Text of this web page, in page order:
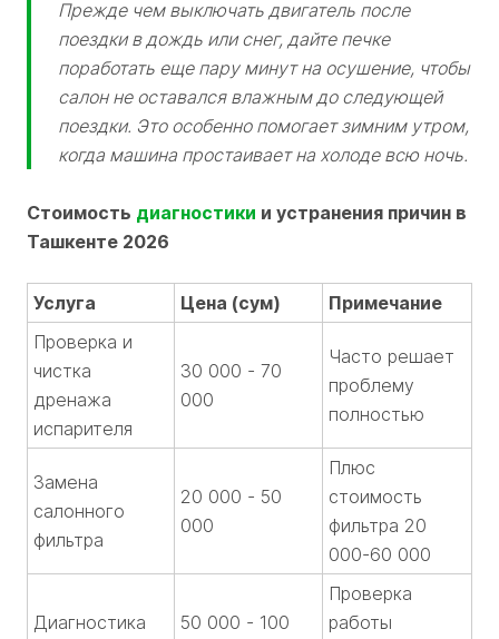
Прежде чем выключать двигатель после
поездки в дождь или снег, дайте печке
поработать еще пару минут на осушение, чтобы
салон не оставался влажным до следующей
поездки. Это особенно помогает зимним утром,
когда машина простаивает на холоде всю ночь.
Стоимость диагностики и устранения причин в
Ташкенте 2026
Услуга Цена (сум)
Примечание
Проверка и
чистка
дренажа
испарителя
30 000 - 70
000
Часто решает
проблему
полностью
Замена
салонного
фильтра
20 000 - 50
000
Плюс
стоимость
фильтра 20
000-60 000
Диагностика
50 000 - 100
Проверка
работы